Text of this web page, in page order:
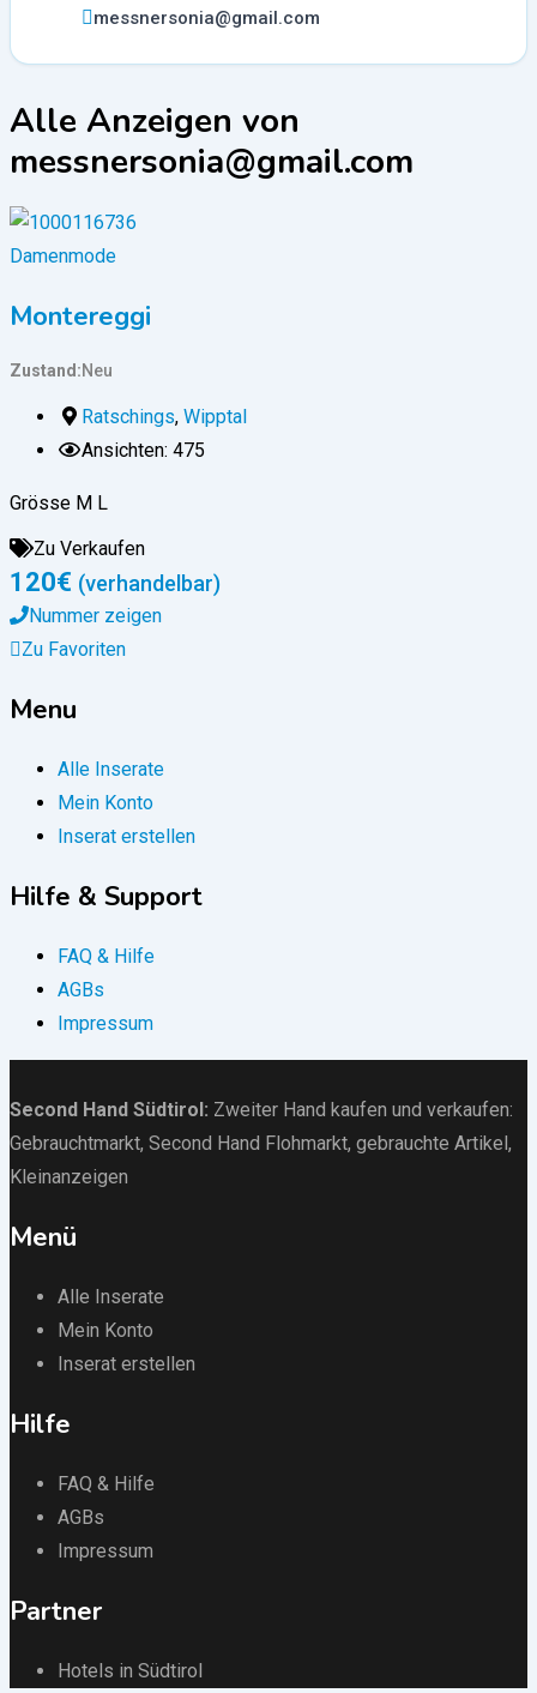
messnersonia@gmail.com
Alle Anzeigen von
messnersonia@gmail.com
Damenmode
Montereggi
Zustand Neu
Ratschings, Wipptal
Ansichten: 475
Grösse M L
Zu Verkaufen
120€ (verhandelbar)
Nummer zeigen
Zu Favoriten
Menu
Alle Inserate
Mein Konto
Inserat erstellen
Hilfe & Support
FAQ & Hilfe
AGBs
Impressum
Second Hand Südtirol : Zweiter Hand kaufen und verkaufen:
Gebrauchtmarkt, Second Hand Flohmarkt, gebrauchte Artikel ,
Kleinanzeigen
Menü
Alle Inserate
Mein Konto
Inserat erstellen
Hilfe
FAQ & Hilfe
AGBs
Impressum
Partner
Hotels in Südtirol